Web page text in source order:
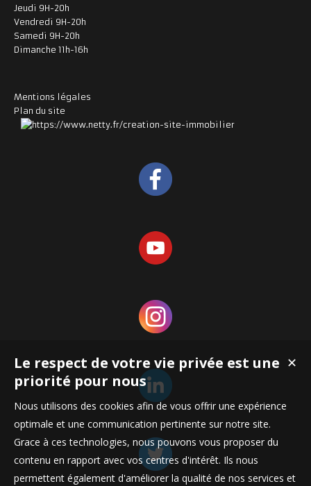
Jeudi 9H-20h
Vendredi 9H-20h
Samedi 9H-20h
Dimanche 11h-16h
Mentions légales
Plan du site
✕
Le respect de votre vie privée est une
priorité pour nous
Nous utilisons des cookies afin de vous offrir une expérience
optimale et une communication pertinente sur notre site.
Grace à ces technologies, nous pouvons vous proposer du
contenu en rapport avec vos centres d'intérêt. Ils nous
permettent également d'améliorer la qualité de nos services et